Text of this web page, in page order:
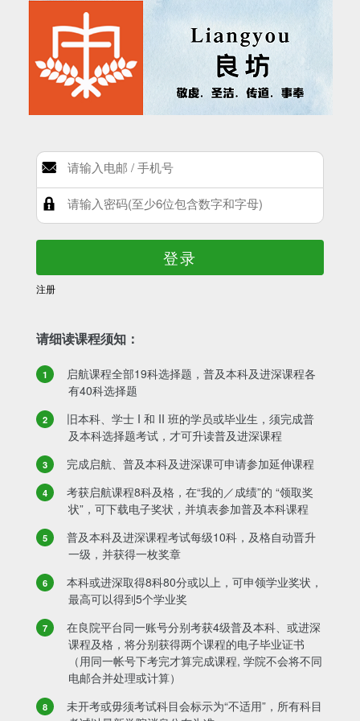
登录
注册
请细读课程须知：
启航课程全部19科选择题，普及本科及进深课程各
有40科选择题
旧本科、学士 I 和 II 班的学员或毕业生，须完成普
及本科选择题考试，才可升读普及进深课程
完成启航、普及本科及进深课可申请参加延伸课程
考获启航课程8科及格，在“我的／成绩”的 “领取奖
状”，可下载电子奖状，并填表参加普及本科课程
普及本科及进深课程考试每级10科，及格自动晋升
一级，并获得一枚奖章
本科或进深取得8科80分或以上，可申领学业奖状，
最高可以得到5个学业奖
在良院平台同一账号分别考获4级普及本科、或进深
课程及格，将分别获得两个课程的电子毕业证书
（用同一帐号下考完才算完成课程, 学院不会将不同
电邮合并处理或计算）
未开考或毋须考试科目会标示为“不适用”，所有科目